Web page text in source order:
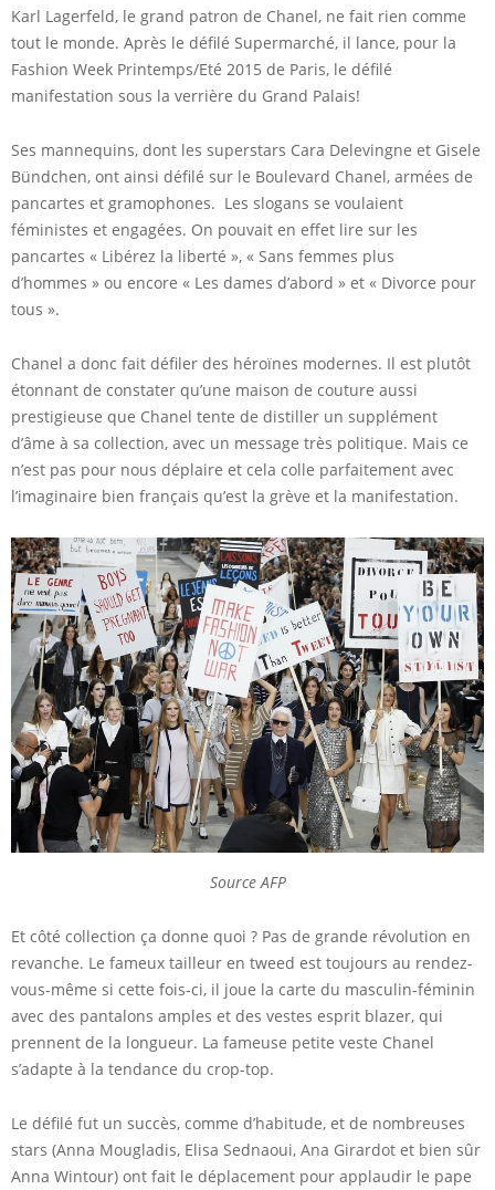
Karl Lagerfeld, le grand patron de Chanel, ne fait rien comme
tout le monde. Après le défilé Supermarché, il lance, pour la
Fashion Week Printemps/Eté 2015 de Paris, le défilé
manifestation sous la verrière du Grand Palais!
Ses mannequins, dont les superstars Cara Delevingne et Gisele
Bündchen, ont ainsi défilé sur le Boulevard Chanel, armées de
pancartes et gramophones. Les slogans se voulaient
féministes et engagées. On pouvait en effet lire sur les
pancartes « Libérez la liberté », « Sans femmes plus
d’hommes » ou encore « Les dames d’abord » et « Divorce pour
tous ».
Chanel a donc fait défiler des héroïnes modernes. Il est plutôt
étonnant de constater qu’une maison de couture aussi
prestigieuse que Chanel tente de distiller un supplément
d’âme à sa collection, avec un message très politique. Mais ce
n’est pas pour nous déplaire et cela colle parfaitement avec
l’imaginaire bien français qu’est la grève et la manifestation.
Source AFP
Et côté collection ça donne quoi ? Pas de grande révolution en
revanche. Le fameux tailleur en tweed est toujours au rendez-
vous-même si cette fois-ci, il joue la carte du masculin-féminin
avec des pantalons amples et des vestes esprit blazer, qui
prennent de la longueur. La fameuse petite veste Chanel
s’adapte à la tendance du crop-top.
Le défilé fut un succès, comme d’habitude, et de nombreuses
stars (Anna Mougladis, Elisa Sednaoui, Ana Girardot et bien sûr
Anna Wintour) ont fait le déplacement pour applaudir le pape